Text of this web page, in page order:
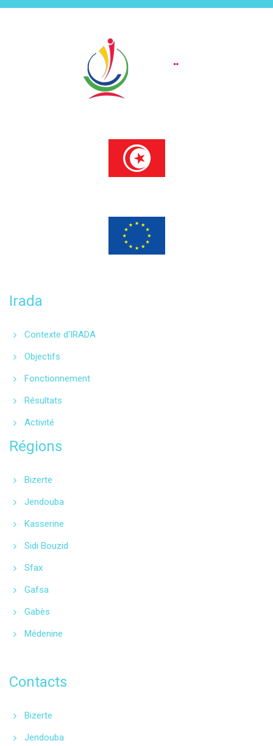
Irada
Contexte d'IRADA
Objectifs
Fonctionnement
Résultats
Activité
Régions
Bizerte
Jendouba
Kasserine
Sidi Bouzid
Sfax
Gafsa
Gabès
Médenine
Contacts
Bizerte
Jendouba